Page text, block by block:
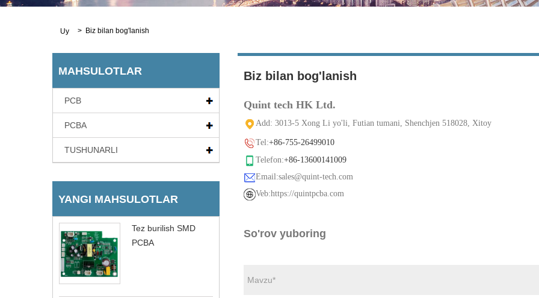
Uy > Biz bilan bog'lanish
MAHSULOTLAR
PCB
PCBA
TUSHUNARLI
YANGI MAHSULOTLAR
Tez burilish SMD
PCBA
Biz bilan bog'lanish
Quint tech HK Ltd.
Add: 3013-5 Xong Li yo'li, Futian tumani, Shenchjen 518028, Xitoy
Tel:+86-755-26499010
Telefon:+86-13600141009
Email:sales@quint-tech.com
Veb:https://quintpcba.com
So'rov yuboring